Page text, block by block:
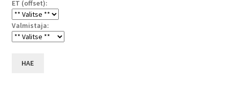
ET (offset):
Valmistaja:
HAE